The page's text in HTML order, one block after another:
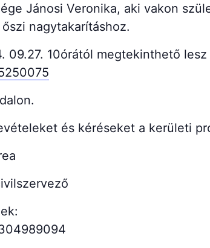
Jánosi Veronika, aki vakon
nagytakarításhoz.
09.27. 10órától megtekinthető lesz
és kéréseket a kerületi